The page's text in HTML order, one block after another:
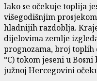
Iako se očekuje toplija
višegodišnjim
hladnijih razdoblja.
dijelovima zemlje
prognozama, broj toplih
°C) tokom jeseni u
južnoj Hercegovini